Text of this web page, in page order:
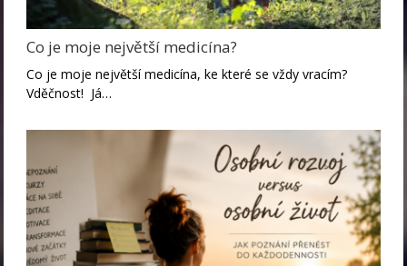
Co je moje největší medicína?
Co je moje největší medicína, ke které se vždy vracím?
Vděčnost! Já…